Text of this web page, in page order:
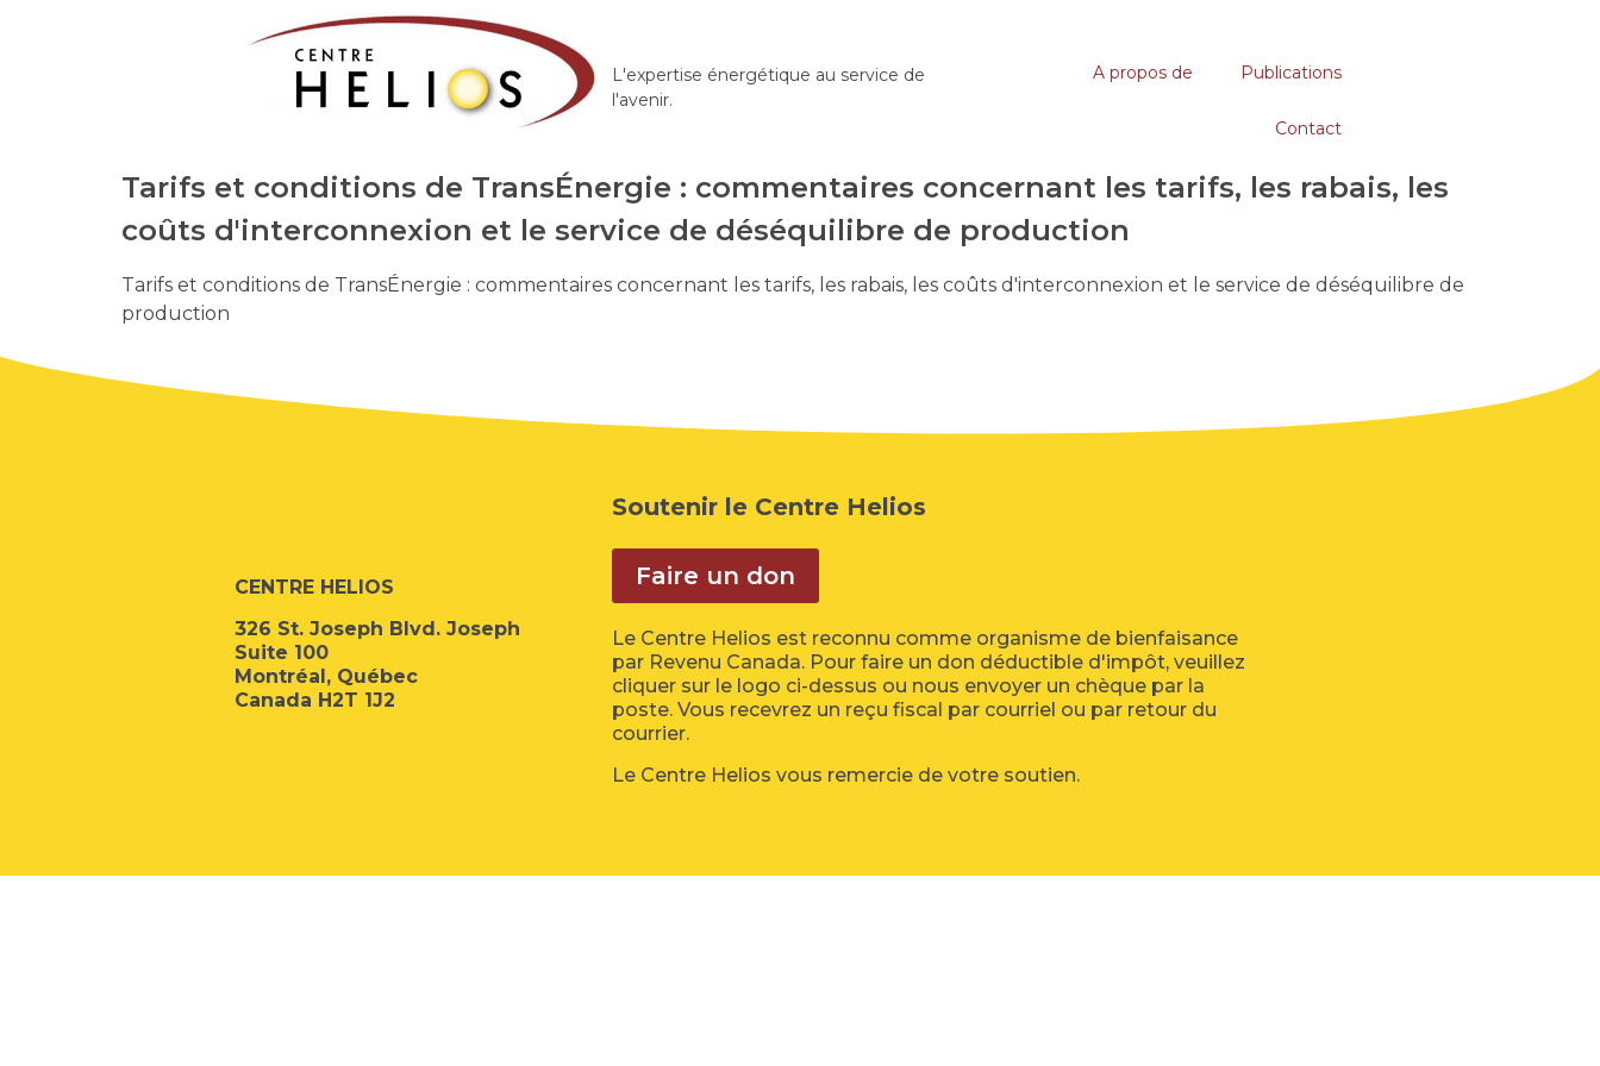
L'expertise énergétique au service de
l'avenir.
A propos de Publications
Contact
Tarifs et conditions de TransÉnergie : commentaires concernant les tarifs, les rabais, les
coûts d'interconnexion et le service de déséquilibre de production
Tarifs et conditions de TransÉnergie : commentaires concernant les tarifs, les rabais, les coûts d'interconnexion et le service de déséquilibre de
production
CENTRE HELIOS
326 St. Joseph Blvd. Joseph
Suite 100
Montréal, Québec
Canada H2T 1J2
Soutenir le Centre Helios
Faire un don
Le Centre Helios est reconnu comme organisme de bienfaisance
par Revenu Canada. Pour faire un don déductible d'impôt, veuillez
cliquer sur le logo ci-dessus ou nous envoyer un chèque par la
poste. Vous recevrez un reçu fiscal par courriel ou par retour du
courrier.
Le Centre Helios vous remercie de votre soutien.